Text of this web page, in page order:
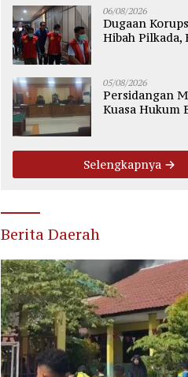
06/08/2026
Dugaan
Hibah Pilkada,
05/08/2026
Persidangan
Kuasa Hukum
PT WMGK
Selengkapnya
Berita Daerah